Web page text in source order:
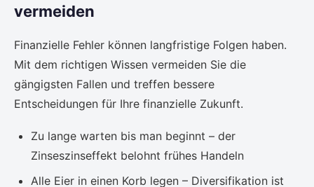
vermeiden
Finanzielle Fehler können langfristige Folgen haben.
Mit dem richtigen Wissen vermeiden Sie die
gängigsten Fallen und treffen bessere
Entscheidungen für Ihre finanzielle Zukunft.
Zu lange warten bis man beginnt – der
Zinseszinseffekt belohnt frühes Handeln
Alle Eier in einen Korb legen – Diversifikation ist